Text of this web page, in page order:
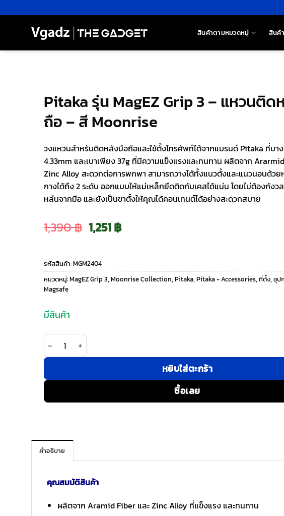
ไป
สินค้าตามหมวดหมู่ สินค้
Pitaka รุ่น MagEZ Grip 3 – แหวนติด
ถือ – สี Moonrise
วงแหวนสำหรับติดหลังมือถือและใช้ตั้งโทรศัพท์ได้จากแบรนด์ Pitaka ที่บา
4.33mm และเบาเพียง 37g ที่มีความแข็งแรงและทนทาน ผลิตจาก
Zinc Alloy สะดวกต่อการพกพา สามารถวางได้ทั้งแนวตั้งและแนวนอนด้ว
กางได้ถึง 2 ระดับ ออกแบบให้แม่เหล็กยึดติดกับเคสได้แน่น โดยไม่ต้องกังวล
หล่นจากมือ และยังเป็นขาตั้งให้คุณได้คอนเทนต์ได้อย่างสะดวกสบาย
1,390฿ Original
price
was:
1,251฿Current
price
is:
รหัสสินค้า:MGM2404
หมวดหมู่:MagEZ Grip 3, Moonrise Collection, Pitaka, Pitaka - Accessories, ที่ตั้ง, อุป
Magsafe
มีสินค้า
จำนวน Pitaka รุ่น MagEZ Grip 3 - แหวนติดหลังมือถือ - สี Moonrise
หยิบใส่ตะกร้า
ซื้อเลย
คำอธิบาย
คุณสมบัติสินค้า
ผลิตจาก Aramid Fiber และ Zinc Alloy ที่แข็งแรง และทนทาน